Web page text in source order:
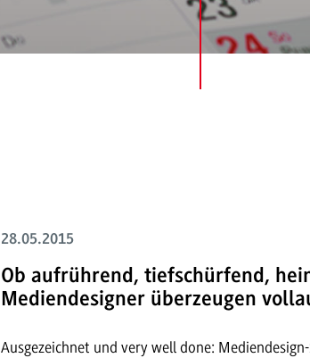
28.05.2015
Ob aufrührend, tiefschürfend,
Mediendesigner überzeugen
Ausgezeichnet und very well done: